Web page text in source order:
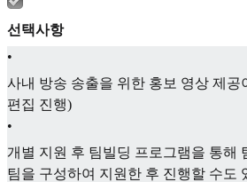
선택사항
•
사내 방송 송출을 위한 홍보 영상 제공
편집 진행)
•
개별 지원 후 팀빌딩 프로그램을 통해
팀을 구성하여 지원한 후 진행할 수도